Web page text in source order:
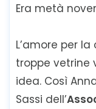
Era metà
L’amore per
troppe vetrine
idea. Così
Sassi dell’